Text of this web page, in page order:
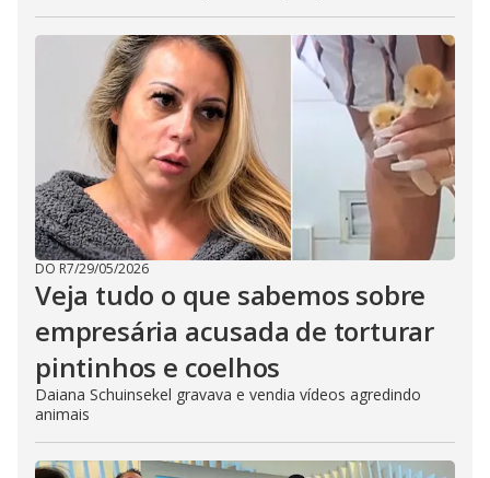
DO R7/29/05/2026
Veja tudo o que sabemos sobre
empresária acusada de torturar
pintinhos e coelhos
Daiana Schuinsekel gravava e vendia vídeos agredindo
animais